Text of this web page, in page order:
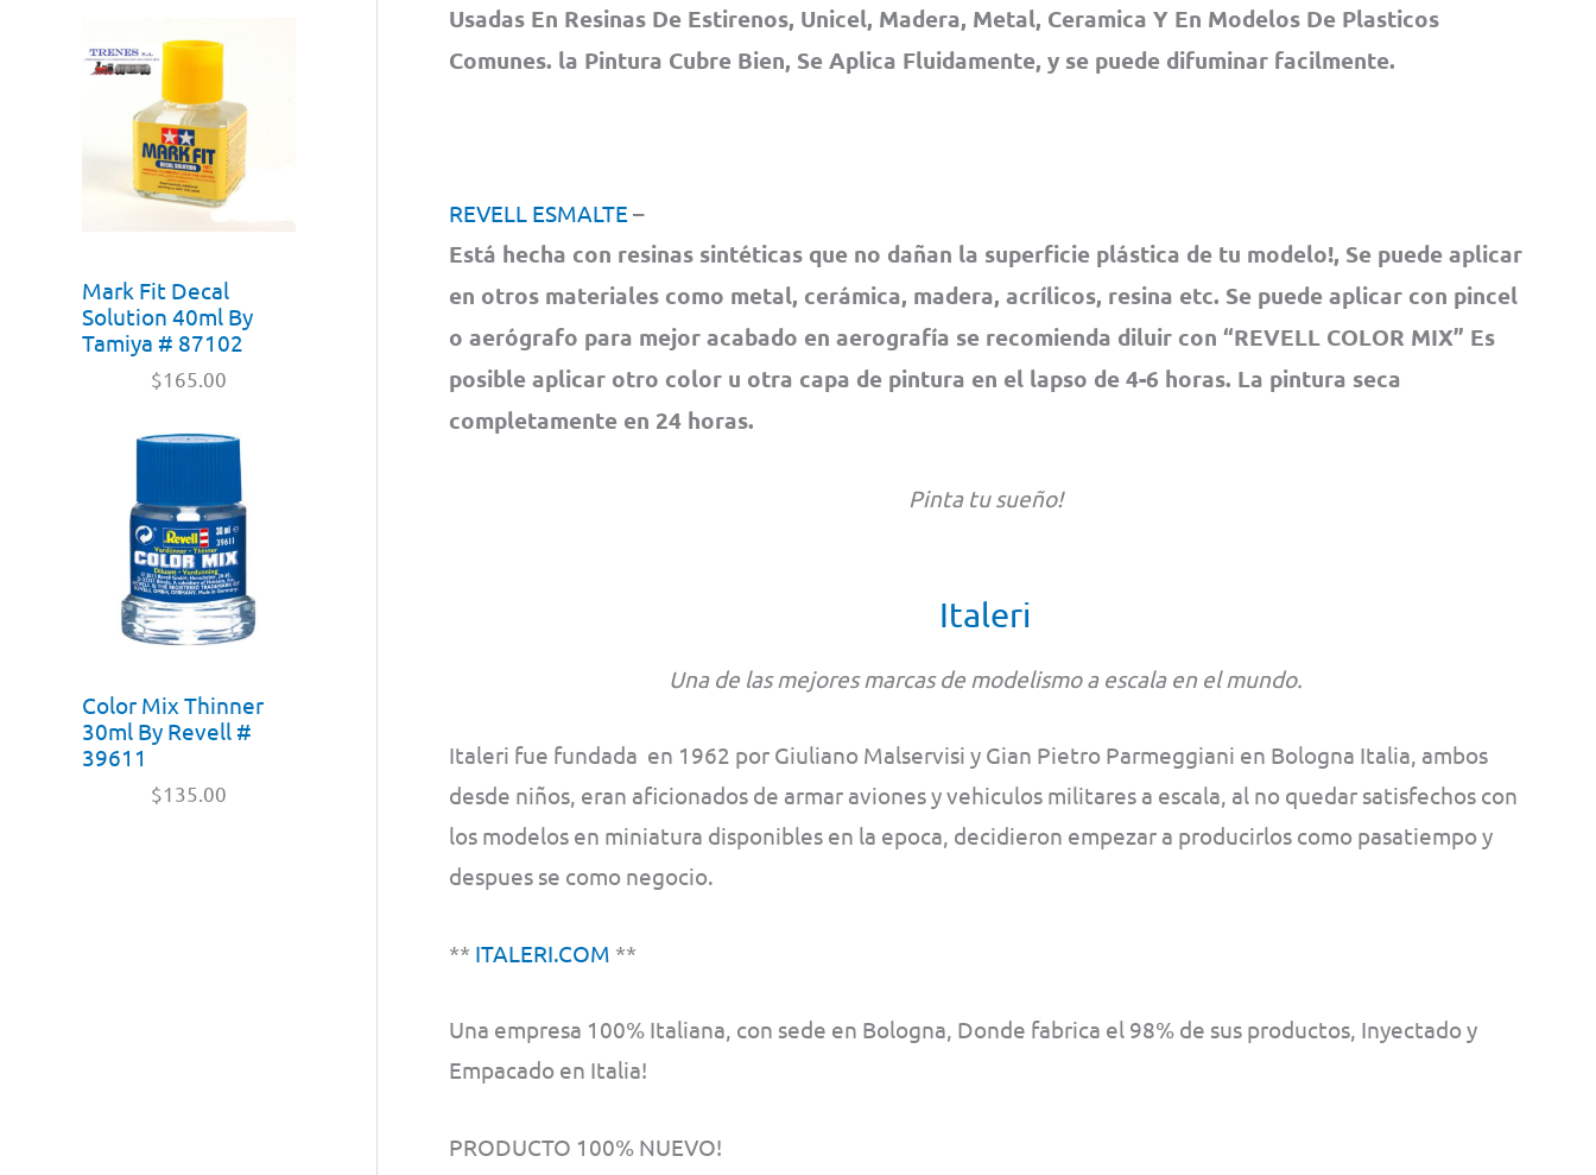
Mark Fit Decal
Solution 40ml By
Tamiya # 87102
$165.00
Color Mix Thinner
30ml By Revell #
39611
$135.00
Usadas En Resinas De Estirenos, Unicel, Madera, Metal, Ceramica Y En Modelos De Plasticos
Comunes. la Pintura Cubre Bien, Se Aplica Fluidamente, y se puede difuminar facilmente.
REVELL ESMALTE–
Está hecha con resinas sintéticas que no dañan la superficie plástica de tu modelo!, Se puede aplicar
en otros materiales como metal, cerámica, madera, acrílicos, resina etc. Se puede aplicar con pincel
o aerógrafo para mejor acabado en aerografía se recomienda diluir con “REVELL COLOR MIX” Es
posible aplicar otro color u otra capa de pintura en el lapso de 4-6 horas. La pintura seca
completamente en 24 horas.
Pinta tu sueño!
Italeri
Una de las mejores marcas de modelismo a escala en el mundo.
Italeri fue fundada en 1962 por Giuliano Malservisi y Gian Pietro Parmeggiani en Bologna Italia, ambos
desde niños, eran aficionados de armar aviones y vehiculos militares a escala, al no quedar satisfechos con
los modelos en miniatura disponibles en la epoca, decidieron empezar a producirlos como pasatiempo y
despues se como negocio.
** ITALERI.COM **
Una empresa 100% Italiana, con sede en Bologna, Donde fabrica el 98% de sus productos, Inyectado y
Empacado en Italia!
PRODUCTO 100% NUEVO!